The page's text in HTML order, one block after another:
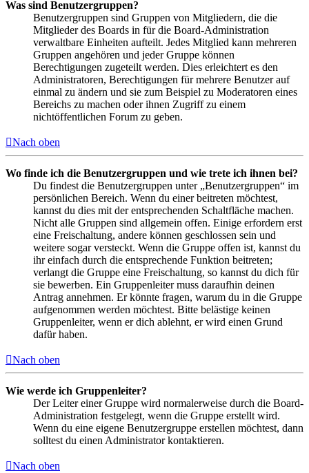
Was sind Benutzergruppen?
Benutzergruppen sind Gruppen von Mitgliedern, die die
Mitglieder des Boards in für die Board-Administration
verwaltbare Einheiten aufteilt. Jedes Mitglied kann mehreren
Gruppen angehören und jeder Gruppe können
Berechtigungen zugeteilt werden. Dies erleichtert es den
Administratoren, Berechtigungen für mehrere Benutzer auf
einmal zu ändern und sie zum Beispiel zu Moderatoren eines
Bereichs zu machen oder ihnen Zugriff zu einem
nichtöffentlichen Forum zu geben.
Nach oben
Wo finde ich die Benutzergruppen und wie trete ich ihnen bei?
Du findest die Benutzergruppen unter „Benutzergruppen“ im
persönlichen Bereich. Wenn du einer beitreten möchtest,
kannst du dies mit der entsprechenden Schaltfläche machen.
Nicht alle Gruppen sind allgemein offen. Einige erfordern erst
eine Freischaltung, andere können geschlossen sein und
weitere sogar versteckt. Wenn die Gruppe offen ist, kannst du
ihr einfach durch die entsprechende Funktion beitreten;
verlangt die Gruppe eine Freischaltung, so kannst du dich für
sie bewerben. Ein Gruppenleiter muss daraufhin deinen
Antrag annehmen. Er könnte fragen, warum du in die Gruppe
aufgenommen werden möchtest. Bitte belästige keinen
Gruppenleiter, wenn er dich ablehnt, er wird einen Grund
dafür haben.
Nach oben
Wie werde ich Gruppenleiter?
Der Leiter einer Gruppe wird normalerweise durch die Board-
Administration festgelegt, wenn die Gruppe erstellt wird.
Wenn du eine eigene Benutzergruppe erstellen möchtest, dann
solltest du einen Administrator kontaktieren.
Nach oben